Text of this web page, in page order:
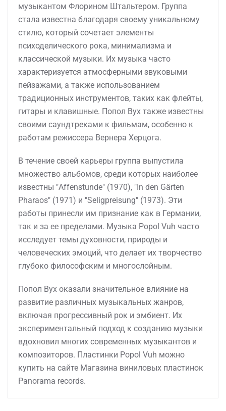
музыкантом Флорином Штальтером. Группа
стала известна благодаря своему уникальному
стилю, который сочетает элементы
психоделического рока, минимализма и
классической музыки. Их музыка часто
характеризуется атмосферными звуковыми
пейзажами, а также использованием
традиционных инструментов, таких как флейты,
гитары и клавишные. Попол Вух также известны
своими саундтреками к фильмам, особенно к
работам режиссера Вернера Херцога.
В течение своей карьеры группа выпустила
множество альбомов, среди которых наиболее
известны "Affenstunde" (1970), "In den Gärten
Pharaos" (1971) и "Seligpreisung" (1973). Эти
работы принесли им признание как в Германии,
так и за ее пределами. Музыка Popol Vuh часто
исследует темы духовности, природы и
человеческих эмоций, что делает их творчество
глубоко философским и многослойным.
Попол Вух оказали значительное влияние на
развитие различных музыкальных жанров,
включая прогрессивный рок и эмбиент. Их
экспериментальный подход к созданию музыки
вдохновил многих современных музыкантов и
композиторов. Пластинки Popol Vuh можно
купить на сайте Магазина виниловых пластинок
Panorama records.